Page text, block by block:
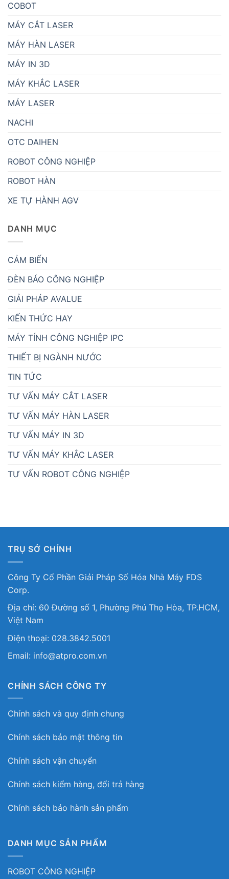
COBOT
MÁY CẮT LASER
MÁY HÀN LASER
MÁY IN 3D
MÁY KHẮC LASER
MÁY LASER
NACHI
OTC DAIHEN
ROBOT CÔNG NGHIỆP
ROBOT HÀN
XE TỰ HÀNH AGV
DANH MỤC
CẢM BIẾN
ĐÈN BÁO CÔNG NGHIỆP
GIẢI PHÁP AVALUE
KIẾN THỨC HAY
MÁY TÍNH CÔNG NGHIỆP IPC
THIẾT BỊ NGÀNH NƯỚC
TIN TỨC
TƯ VẤN MÁY CẮT LASER
TƯ VẤN MÁY HÀN LASER
TƯ VẤN MÁY IN 3D
TƯ VẤN MÁY KHẮC LASER
TƯ VẤN ROBOT CÔNG NGHIỆP
TRỤ SỞ CHÍNH
Công Ty Cổ Phần Giải Pháp Số Hóa Nhà Máy FDS
Corp.
Địa chỉ: 60 Đường số 1, Phường Phú Thọ Hòa, TP.HCM,
Việt Nam
Điện thoại: 028.3842.5001
Email: info@atpro.com.vn
CHÍNH SÁCH CÔNG TY
Chính sách và quy định chung
Chính sách bảo mật thông tin
Chính sách vận chuyển
Chính sách kiểm hàng, đổi trả hàng
Chính sách bảo hành sản phẩm
DANH MỤC SẢN PHẨM
ROBOT CÔNG NGHIỆP